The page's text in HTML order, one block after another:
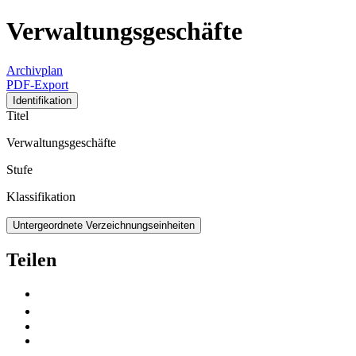
Verwaltungsgeschäfte
Archivplan
PDF-Export
Identifikation
Titel
Verwaltungsgeschäfte
Stufe
Klassifikation
Untergeordnete Verzeichnungseinheiten
Teilen